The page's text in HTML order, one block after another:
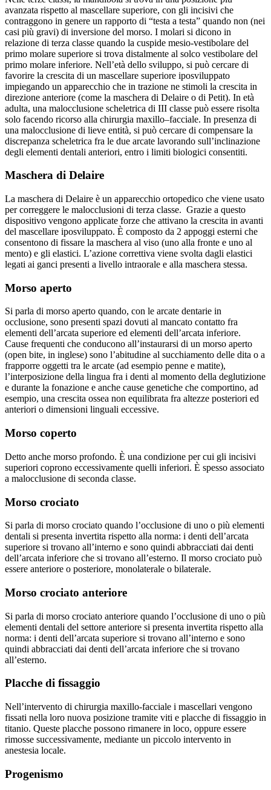
avanzata rispetto al mascellare superiore, con gli incisivi che
contraggono in genere un rapporto di “testa a testa” quando non (nei
casi più gravi) di inversione del morso. I molari si dicono in
relazione di terza classe quando la cuspide mesio-vestibolare del
primo molare superiore si trova distalmente al solco vestibolare del
primo molare inferiore. Nell’età dello sviluppo, si può cercare di
favorire la crescita di un mascellare superiore iposviluppato
impiegando un apparecchio che in trazione ne stimoli la crescita in
direzione anteriore (come la maschera di Delaire o di Petit). In età
adulta, una malocclusione scheletrica di III classe può essere risolta
solo facendo ricorso alla chirurgia maxillo–facciale. In presenza di
una malocclusione di lieve entità, si può cercare di compensare la
discrepanza scheletrica fra le due arcate lavorando sull’inclinazione
degli elementi dentali anteriori, entro i limiti biologici consentiti.
Maschera di Delaire
La maschera di Delaire è un apparecchio ortopedico che viene usato
per correggere le malocclusioni di terza classe. Grazie a questo
dispositivo vengono applicate forze che attivano la crescita in avanti
del mascellare iposviluppato. È composto da 2 appoggi esterni che
consentono di fissare la maschera al viso (uno alla fronte e uno al
mento) e gli elastici. L’azione correttiva viene svolta dagli elastici
legati ai ganci presenti a livello intraorale e alla maschera stessa.
Morso aperto
Si parla di morso aperto quando, con le arcate dentarie in
occlusione, sono presenti spazi dovuti al mancato contatto fra
elementi dell’arcata superiore ed elementi dell’arcata inferiore.
Cause frequenti che conducono all’instaurarsi di un morso aperto
(open bite, in inglese) sono l’abitudine al succhiamento delle dita o a
frapporre oggetti tra le arcate (ad esempio penne e matite),
l’interposizione della lingua fra i denti al momento della deglutizione
e durante la fonazione e anche cause genetiche che comportino, ad
esempio, una crescita ossea non equilibrata fra altezze posteriori ed
anteriori o dimensioni linguali eccessive.
Morso coperto
Detto anche morso profondo. È una condizione per cui gli incisivi
superiori coprono eccessivamente quelli inferiori. È spesso associato
a malocclusione di seconda classe.
Morso crociato
Si parla di morso crociato quando l’occlusione di uno o più elementi
dentali si presenta invertita rispetto alla norma: i denti dell’arcata
superiore si trovano all’interno e sono quindi abbracciati dai denti
dell’arcata inferiore che si trovano all’esterno. Il morso crociato può
essere anteriore o posteriore, monolaterale o bilaterale.
Morso crociato anteriore
Si parla di morso crociato anteriore quando l’occlusione di uno o più
elementi dentali del settore anteriore si presenta invertita rispetto alla
norma: i denti dell’arcata superiore si trovano all’interno e sono
quindi abbracciati dai denti dell’arcata inferiore che si trovano
all’esterno.
Placche di fissaggio
Nell’intervento di chirurgia maxillo-facciale i mascellari vengono
fissati nella loro nuova posizione tramite viti e placche di fissaggio in
titanio. Queste placche possono rimanere in loco, oppure essere
rimosse successivamente, mediante un piccolo intervento in
anestesia locale.
Progenismo